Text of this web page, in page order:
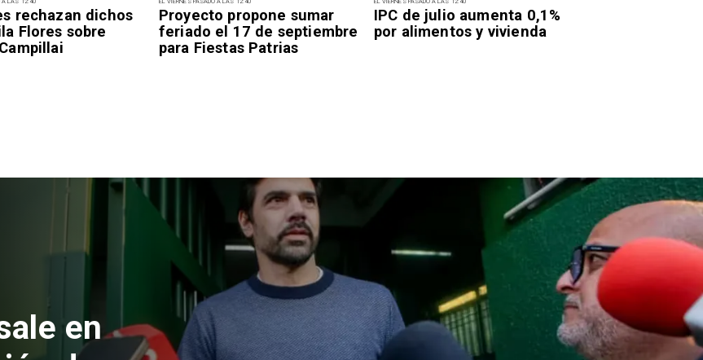
rechazan dichos
Flores sobre
Proyecto propone sumar
feriado el 17 de septiembre
para Fiestas Patrias
IPC de julio aumenta 0,1%
por alimentos y vivienda